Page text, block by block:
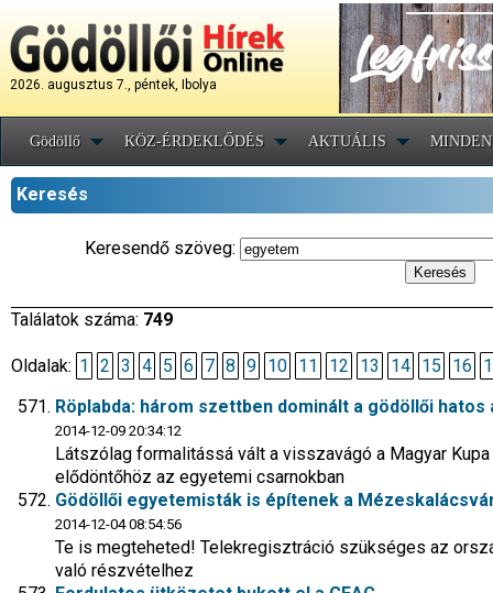
2026. augusztus 7., péntek, Ibolya
Gödöllő KÖZ-ÉRDEKLŐDÉS AKTUÁLIS
Keresés
Keresendő szöveg:
Találatok száma: 749
Oldalak: 1 2 3 4 5 6 7 8 9 10 11 12 13 14 15 16
Röplabda: három szettben dominált a gödöllői hatos
2014-12-09 20:34:12
Látszólag formalitássá vált a visszavágó a Magyar
elődöntőhöz az egyetemi csarnokban
Gödöllői egyetemisták is építenek a
2014-12-04 08:54:56
Te is megteheted! Telekregisztráció szükséges az
való részvételhez